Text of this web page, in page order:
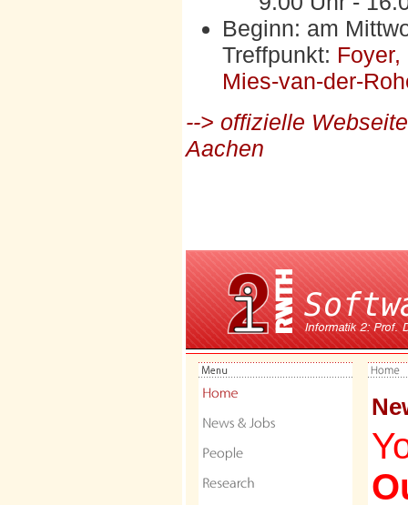
Beginn: am
Treffpunkt:
Mies-van-der-
--> offizielle
Aachen